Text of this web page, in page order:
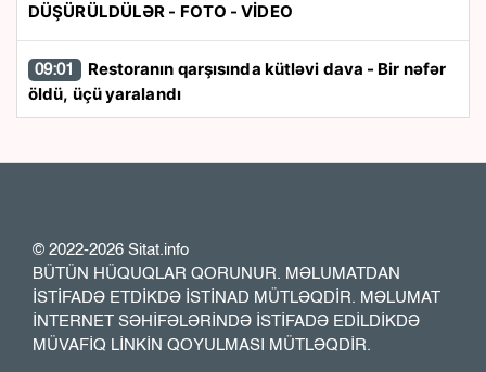
DÜŞÜRÜLDÜLƏR - FOTO - VİDEO
09:01
öldü, üçü yaralandı
21:00 İrana qarşı həmin sanksiyalar ləğv edildi
20:49 “Onlar Kiyevin terror törətməsi ilə qürur
© 2022-2026 Sitat.info
BÜTÜN HÜQUQLAR QORUNUR. MƏLUMATDAN
İSTİFADƏ ETDİKDƏ İSTİNAD MÜTLƏQDİR. MƏLUMAT
İNTERNET SƏHİFƏLƏRİNDƏ İSTİFADƏ EDİLDİKDƏ
MÜVAFİQ LİNKİN QOYULMASI MÜTLƏQDİR.